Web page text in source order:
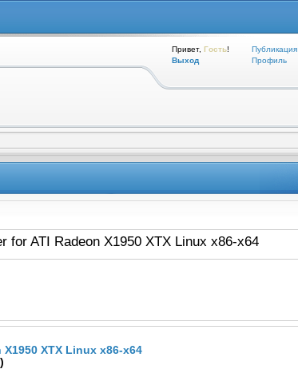
Привет, Гость!
Выход
Публикация
Профиль
for ATI Radeon X1950 XTX Linux x86-x64
XTX Linux x86-x64